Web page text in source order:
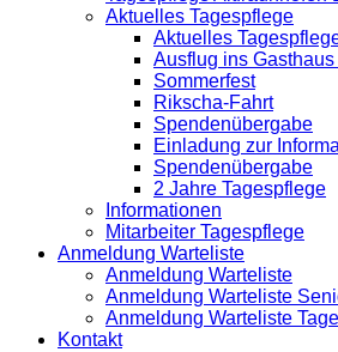
Aktuelles Tagespflege
Aktuelles
Ausflug ins Gasthaus
Sommerfest
Rikscha-Fahrt
Spendenübergabe
Einladung zur
Spendenübergabe
2 Jahre Tagespflege
Informationen
Mitarbeiter Tagespflege
Anmeldung Warteliste
Anmeldung Warteliste
Anmeldung Warteliste
Anmeldung Warteliste
Kontakt